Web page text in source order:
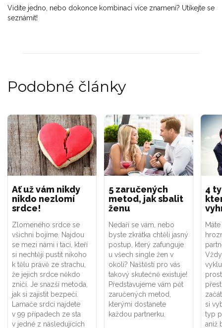
Vidíte jedno, nebo dokonce kombinaci více znamení? Utíkejte se
seznámit!
Podobné články
Ať už vám nikdy
nikdo nezlomí
srdce!
Zlomeného srdce se
všichni bojíme. Najdou
se mezi námi i tací, kteří
si nechtějí pustit nikoho
k tělu právě ze strachu,
že jejich srdce někdo
zničí. Je snazší metoda,
jak si zajistit bezpečí.
Lamače srdcí najdete
v 99 případech ze sta
v jedné z následujících
5 zaručených
metod, jak sbalit
ženu
Nedaří se vám, nebo
byste zkrátka chtěli jasný
postup, který zafunguje
u všech single žen v
okolí? Naštěstí pro vás
takový skutečně existuje!
Představujeme vám pět
zaručených metod,
kterými dostanete
každou partnerku.
4
si
typ
aniž